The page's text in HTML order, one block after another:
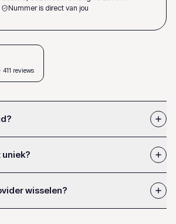
Nummer is direct van jou
· 411 reviews
uniek?
wisselen?